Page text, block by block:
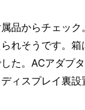
品からチェッ
れそうです。
た。ACアダプ
ィスプレイ裏